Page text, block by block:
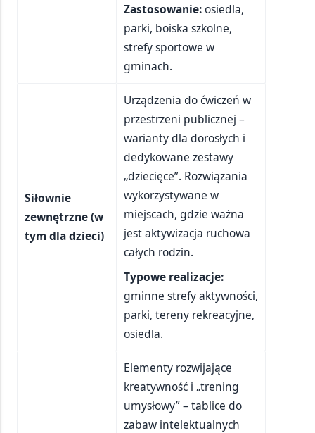
Zastosowanie:osiedla,
parki, boiska szkolne,
strefy sportowe w
gminach.
Siłownie
zewnętrzne (w
tym dla dzieci)
Urządzenia do ćwiczeń w
przestrzeni publicznej –
warianty dla dorosłych i
dedykowane zestawy
„dziecięce”. Rozwiązania
wykorzystywane w
miejscach, gdzie ważna
jest aktywizacja ruchowa
całych rodzin.
Typowe realizacje:
gminne strefy aktywności,
parki, tereny rekreacyjne,
osiedla.
Elementy rozwijające
kreatywność i „trening
umysłowy” – tablice do
zabaw intelektualnych